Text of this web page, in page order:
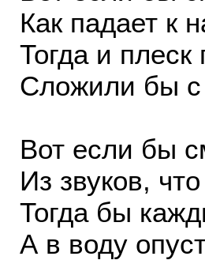
Как падает к
Тогда и
Сложили бы с
Вот если бы
Из звуков,
Тогда бы
А в воду